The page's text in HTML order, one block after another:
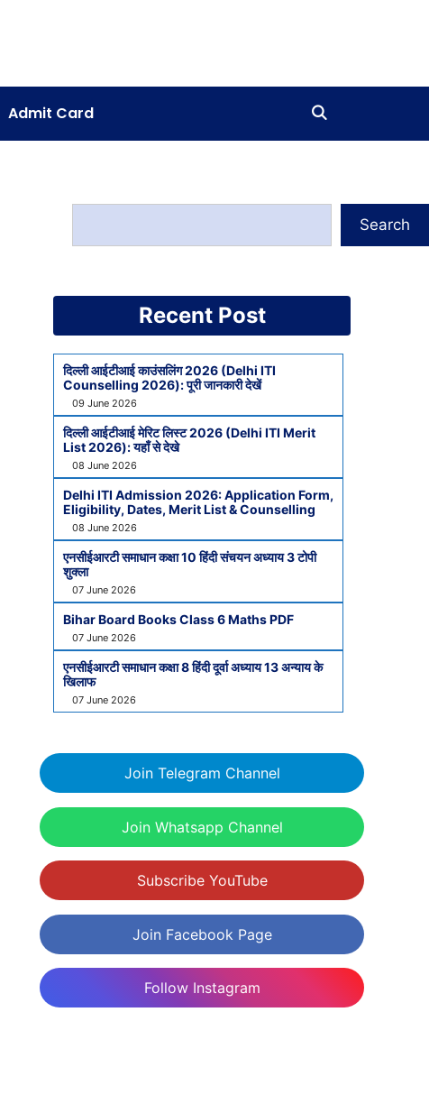
Admit Card
Search
Recent Post
दिल्ली आईटीआई काउंसलिंग 2026 (Delhi ITI
Counselling 2026): पूरी जानकारी देखें
09 June 2026
दिल्ली आईटीआई मेरिट लिस्ट 2026 (Delhi ITI Merit
List 2026): यहाँ से देखे
08 June 2026
Delhi ITI Admission 2026: Application Form,
Eligibility, Dates, Merit List & Counselling
08 June 2026
एनसीईआरटी समाधान कक्षा 10 हिंदी संचयन अध्याय 3 टोपी
शुक्ला
07 June 2026
Bihar Board Books Class 6 Maths PDF
07 June 2026
एनसीईआरटी समाधान कक्षा 8 हिंदी दूर्वा अध्याय 13 अन्याय के
खिलाफ
07 June 2026
Join Telegram Channel
Join Whatsapp Channel
Subscribe YouTube
Join Facebook Page
Follow Instagram